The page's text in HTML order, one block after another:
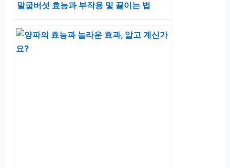
말굽버섯 효능과 부작용 및 끓이는 법